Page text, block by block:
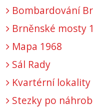
Bombardování
Brněnské mosty
Mapa 1968
Sál Rady
Kvartérní lokality
Stezky po